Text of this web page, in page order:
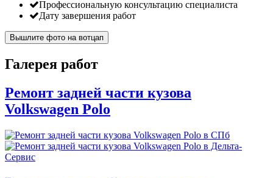
Профессиональную консультацию специалиста
Дату завершения работ
Вышлите фото на вотцап
Галерея работ
Ремонт задней части кузова
Volkswagen Polo